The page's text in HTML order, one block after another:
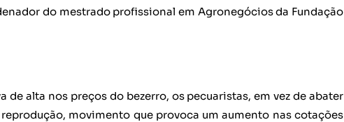
do mestrado profissional em Agronegócios da Fundação
de alta nos preços do bezerro, os pecuaristas, em vez de abater
movimento que provoca um aumento nas cotações